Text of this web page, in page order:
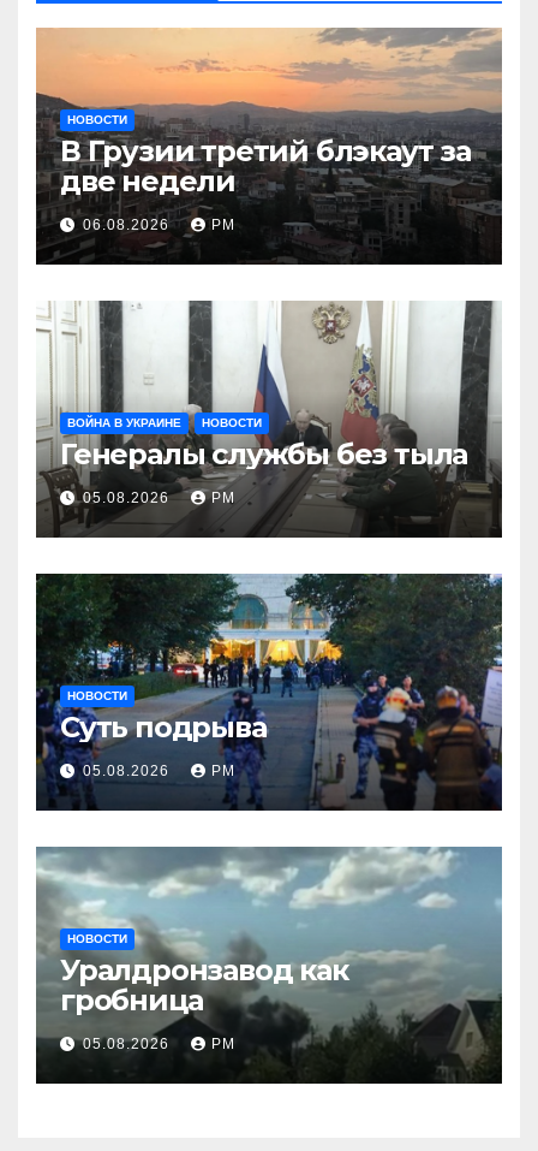
НОВОСТИ
В Грузии третий блэкаут за
две недели
06.08.2026 РМ
ВОЙНА В УКРАИНЕ НОВОСТИ
Генералы службы без тыла
05.08.2026 РМ
НОВОСТИ
Суть подрыва
05.08.2026 РМ
НОВОСТИ
Уралдронзавод как
гробница
05.08.2026 РМ